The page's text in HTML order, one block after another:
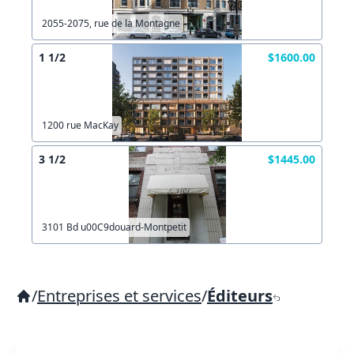
2055-2075, rue de la Montagne
1 1/2 $1600.00
1200 rue MacKay
3 1/2 $1445.00
3101 Bd u00C9douard-Montpetit
/Entreprises et services/Éditeurs